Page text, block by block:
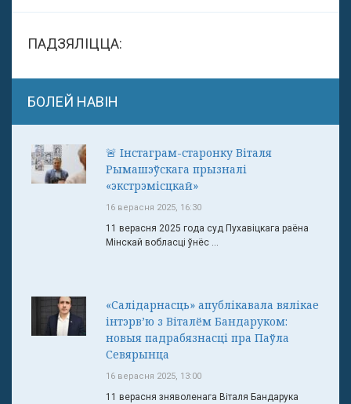
ПАДЗЯЛІЦЦА:
БОЛЕЙ НАВІН
🚨 Інстаграм-старонку Віталя
Рымашэўскага прызналі
«экстрэмісцкай»
16 верасня 2025, 16:30
11 верасня 2025 года суд Пухавіцкага раёна
Мінскай вобласці ўнёс ...
«Салідарнасць» апублікавала вялікае
інтэрв’ю з Віталём Бандаруком:
новыя падрабязнасці пра Паўла
Севярынца
16 верасня 2025, 13:00
11 верасня зняволенага Віталя Бандарука